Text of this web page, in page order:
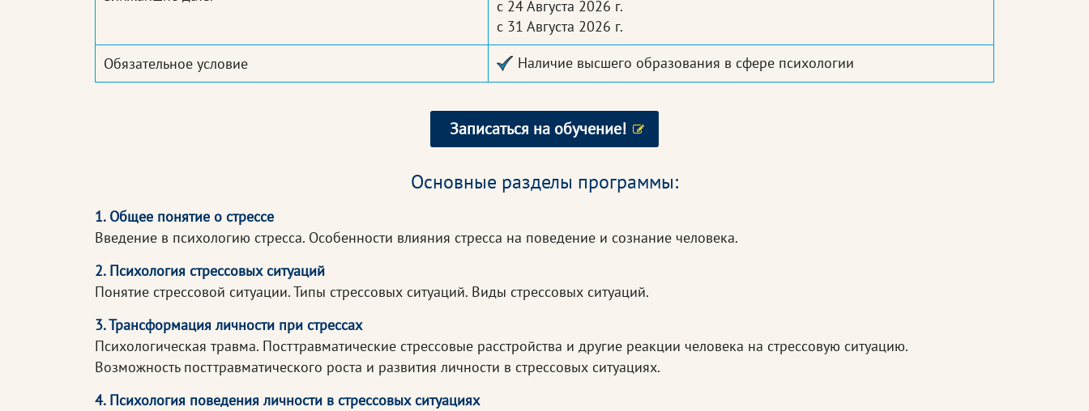
с 24 Августа 2026 г.
с 31 Августа 2026 г.
Обязательное условие
Наличие высшего образования в сфере психологии
Записаться на обучение!
Основные разделы программы:
1. Общее понятие о стрессе
Введение в психологию стресса. Особенности влияния стресса на поведение и сознание человека.
2. Психология стрессовых ситуаций
Понятие стрессовой ситуации. Типы стрессовых ситуаций. Виды стрессовых ситуаций.
3. Трансформация личности при стрессах
Психологическая травма. Посттравматические стрессовые расстройства и другие реакции человека на стрессовую ситуацию.
Возможность посттравматического роста и развития личности в стрессовых ситуациях.
4. Психология поведения личности в стрессовых ситуациях